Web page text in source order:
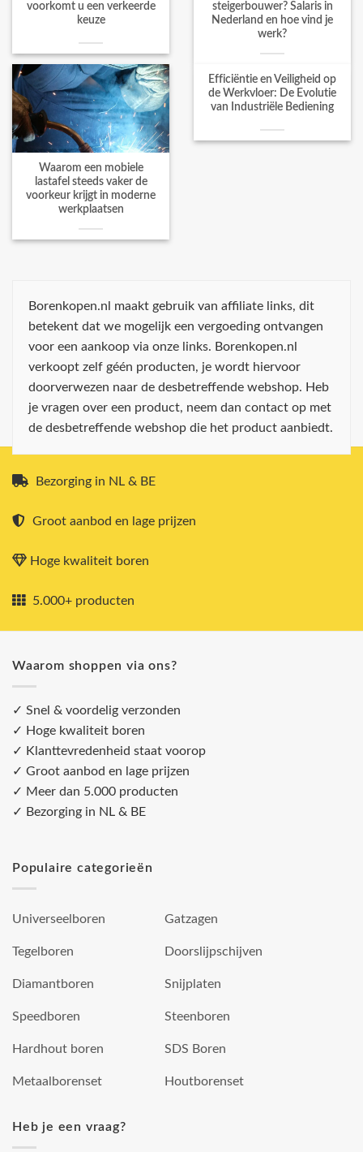
voorkomt u een verkeerde
keuze
steigerbouwer? Salaris in
Nederland en hoe vind je
werk?
Waarom een mobiele
lastafel steeds vaker de
voorkeur krijgt in moderne
werkplaatsen
Efficiëntie en Veiligheid op
de Werkvloer: De Evolutie
van Industriële Bediening
Borenkopen.nl maakt gebruik van affiliate links, dit
betekent dat we mogelijk een vergoeding ontvangen
voor een aankoop via onze links. Borenkopen.nl
verkoopt zelf géén producten, je wordt hiervoor
doorverwezen naar de desbetreffende webshop. Heb
je vragen over een product, neem dan contact op met
de desbetreffende webshop die het product aanbiedt.
Bezorging in NL & BE
Groot aanbod en lage prijzen
Hoge kwaliteit boren
5.000+ producten
Waarom shoppen via ons?
✓ Snel & voordelig verzonden
✓ Hoge kwaliteit boren
✓ Klanttevredenheid staat voorop
✓ Groot aanbod en lage prijzen
✓ Meer dan 5.000 producten
✓ Bezorging in NL & BE
Populaire categorieën
Universeelboren
Tegelboren
Diamantboren
Speedboren
Hardhout boren
Metaalborenset
Gatzagen
Doorslijpschijven
Snijplaten
Steenboren
SDS Boren
Houtborenset
Heb je een vraag?